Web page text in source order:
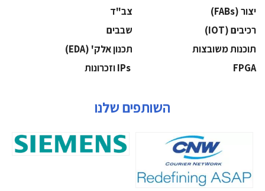
‫יצור (‪(FABs‬‬
‫צב"ד‬
‫רכיבים‬ (IOT)
‫שבבים‬
‫תוכנות משובצות‬
‫תכנון אלק' (‪(EDA‬‬
‫‪FPGA‬‬
השותפים שלנו